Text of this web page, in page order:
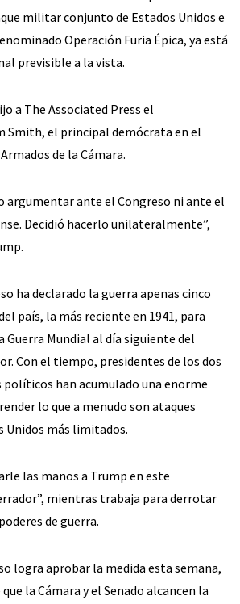
militar conjunto de Estados Unidos e
Operación Furia Épica, ya está
previsible a la vista.
a The Associated Press el
Smith, el principal demócrata en el
de la Cámara.
argumentar ante el Congreso ni ante el
Decidió hacerlo unilateralmente”,
ha declarado la guerra apenas cinco
país, la más reciente en 1941, para
Guerra Mundial al día siguiente del
Con el tiempo, presidentes de los dos
han acumulado una enorme
lo que a menudo son ataques
Unidos más limitados.
las manos a Trump en este
mientras trabaja para derrotar
de guerra.
logra aprobar la medida esta semana,
la Cámara y el Senado alcancen la